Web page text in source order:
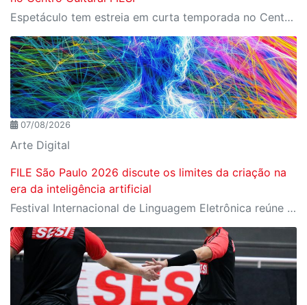
Espetáculo tem estreia em curta temporada no Centro Cultural FIESP, no dia 20 de agosto, às 20h.
07/08/2026
Arte Digital
FILE São Paulo 2026 discute os limites da criação na
era da inteligência artificial
Festival Internacional de Linguagem Eletrônica reúne cerca de 150 obras de artistas de diversos países e convida o público a refletir sobre as novas relações entre arte, tecnologia e inteligência artificial